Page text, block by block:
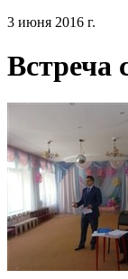
3 июня 2016 г.
Встреча